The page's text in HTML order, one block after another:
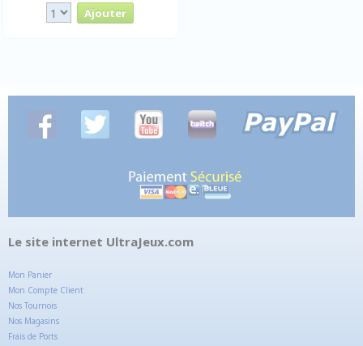
Le site internet UltraJeux.com
Mon Panier
Mon Compte Client
Nos Tournois
Nos Magasins
Frais de Ports